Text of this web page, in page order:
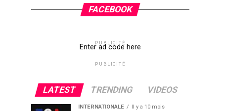
FACEBOOK
PUBLICITÉ
Enter ad code here
PUBLICITÉ
LATEST TRENDING VIDEOS
INTERNATIONALE Il y a 10 mois